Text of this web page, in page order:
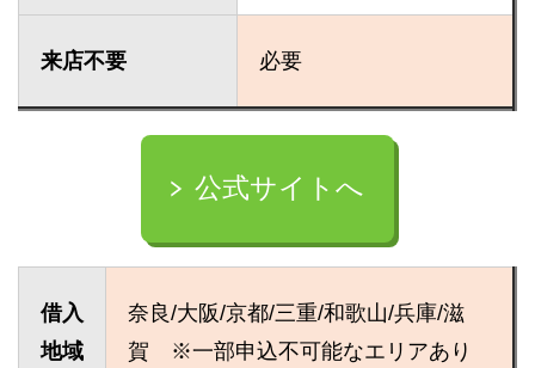
来店不要 必要
公式サイトへ
借入
地域
奈良/大阪/京都/三重/和歌山/兵庫/滋
賀 ※一部申込不可能なエリアあり